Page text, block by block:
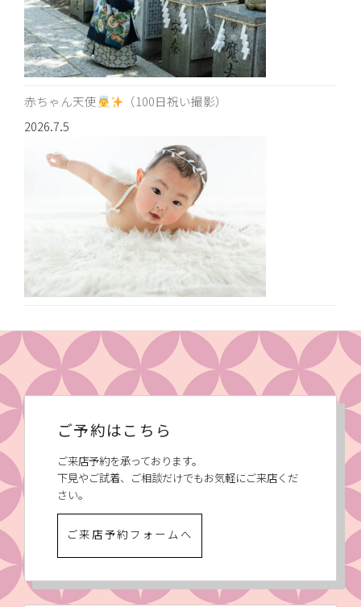
赤ちゃん天使
（100日祝い撮影）
2026.7.5
ご予約はこちら
ご来店予約を承っております。
下見やご試着、ご相談だけでもお気軽にご来店くだ
さい。
ご来店予約フォームへ